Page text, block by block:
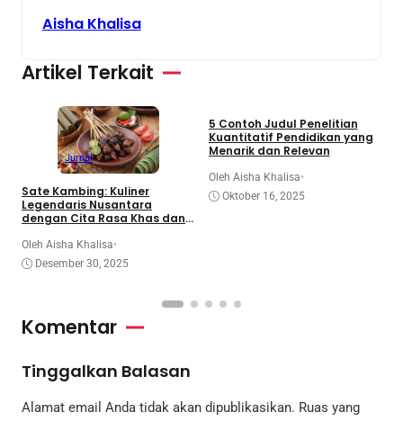
Aisha Khalisa
Artikel Terkait
Jurnal
Sate Kambing: Kuliner
Legendaris Nusantara
dengan Cita Rasa Khas dan
Oleh Aisha Khalisa•
Desember 30, 2025
5 Contoh Judul Penelitian
Kuantitatif Pendidikan yang
Menarik dan Relevan
Oleh Aisha Khalisa•
Oktober 16, 2025
Komentar
Tinggalkan Balasan
Alamat email Anda tidak akan dipublikasikan. Ruas yang